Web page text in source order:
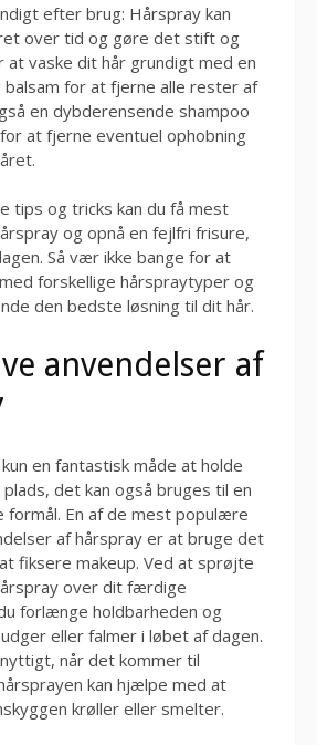
efter brug: Hårspray kan
over tid og gøre det stift og
at vaske dit hår grundigt med en
balsam for at fjerne alle rester af
en dybderensende shampoo
at fjerne eventuel ophobning
tips og tricks kan du få mest
og opnå en fejlfri frisure,
Så vær ikke bange for at
forskellige hårspraytyper og
den bedste løsning til dit hår.
anvendelser af
en fantastisk måde at holde
det kan også bruges til en
En af de mest populære
af hårspray er at bruge det
fiksere makeup. Ved at sprøjte
over dit færdige
forlænge holdbarheden og
eller falmer i løbet af dagen.
når det kommer til
kan hjælpe med at
krøller eller smelter.